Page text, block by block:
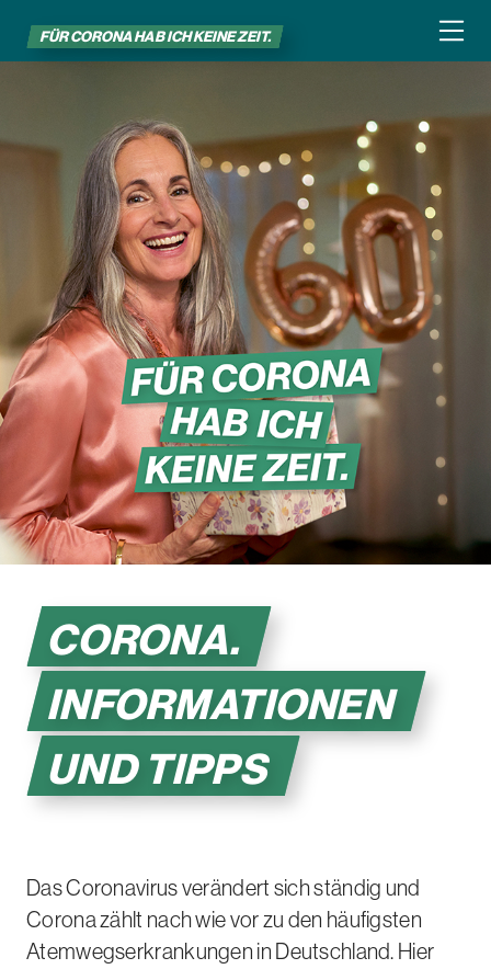
FÜR CORONA HAB ICH KEINE ZEIT.
CORONA.
INFORMATIONEN
UND TIPPS
Das Coronavirus verändert sich ständig und
Corona zählt nach wie vor zu den häufigsten
Atemwegserkrankungen in Deutschland. Hier